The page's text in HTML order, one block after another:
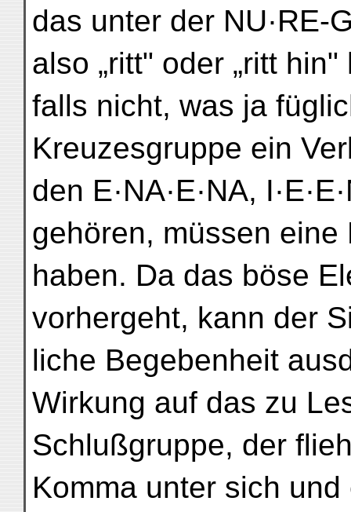
das unter der NU·RE-
also „ritt" oder „ritt
falls nicht, was ja
Kreuzesgruppe ein
den E·NA·E·NA,
gehören, müssen
haben. Da das böse
vorhergeht, kann der
liche Begebenheit
Wirkung auf das zu
Schlußgruppe, der
Komma unter sich